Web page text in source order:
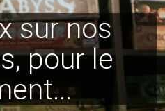
sur nos
pour le